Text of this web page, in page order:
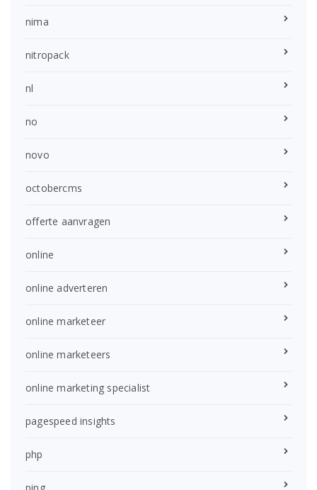
nima
nitropack
nl
no
novo
octobercms
offerte aanvragen
online
online adverteren
online marketeer
online marketeers
online marketing specialist
pagespeed insights
php